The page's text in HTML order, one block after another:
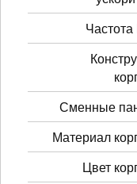
Сменные
Материал
Цвет